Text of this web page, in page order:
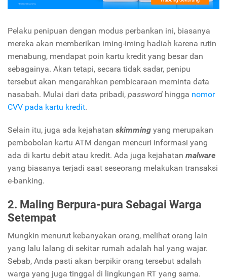
Pelaku penipuan dengan modus perbankan ini, biasanya
mereka akan memberikan iming-iming hadiah karena rutin
menabung, mendapat poin kartu kredit yang besar dan
sebagainya. Akan tetapi, secara tidak sadar, penipu
tersebut akan mengarahkan pembicaraan meminta data
nasabah. Mulai dari data pribadi, password hingga nomor
CVV pada kartu kredit.
Selain itu, juga ada kejahatan skimming yang merupakan
pembobolan kartu ATM dengan mencuri informasi yang
ada di kartu debit atau kredit. Ada juga kejahatan malware
yang biasanya terjadi saat seseorang melakukan transaksi
e-banking.
2. Maling Berpura-pura Sebagai Warga
Setempat
Mungkin menurut kebanyakan orang, melihat orang lain
yang lalu lalang di sekitar rumah adalah hal yang wajar.
Sebab, Anda pasti akan berpikir orang tersebut adalah
warga yang juga tinggal di lingkungan RT yang sama.